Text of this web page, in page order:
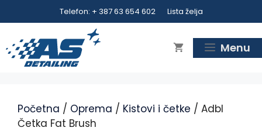
Telefon: + 387 63 654 602 Lista želja
Menu
Početna / Oprema / Kistovi i četke / Adbl
Četka Fat Brush